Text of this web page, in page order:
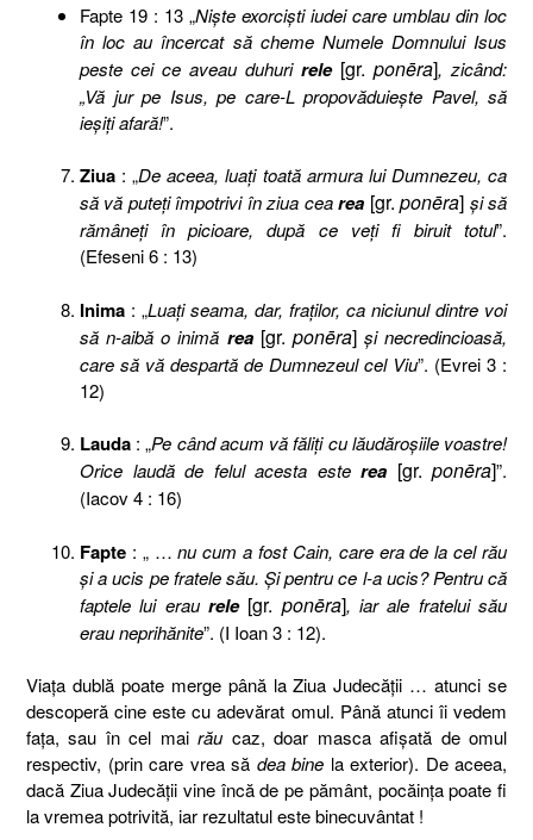
Fapte 19 : 13 „Nişte exorcişti iudei care umblau din loc
în loc au încercat să cheme Numele Domnului Isus
peste cei ce aveau duhuri rele [gr. ponēra], zicând:
„Vă jur pe Isus, pe care-L propovăduieşte Pavel, să
ieşiţi afară!”.
Ziua : „De aceea, luaţi toată armura lui Dumnezeu, ca
să vă puteţi împotrivi în ziua cearea [gr.ponēra] şi să
rămâneţi în picioare, după ce veţi fi biruit totul”.
(Efeseni 6 : 13)
Inima : „Luaţi seama, dar, fraţilor, ca niciunul dintre voi
să n-aibă o inimă rea [gr. ponēra] şi necredincioasă,
care să vă despartă de Dumnezeul cel Viu”. (Evrei 3 :
12)
Lauda : „Pe când acum vă făliţi cu lăudăroşiile voastre!
Orice laudă de felul acesta este rea [gr. ponēra]”.
(Iacov 4 : 16)
Fapte : „ …nu cum a fost Cain, care era de la cel rău
şi a ucis pe fratele său. Şi pentru ce l-a ucis? Pentru că
faptele lui erau rele [gr. ponēra], iar ale fratelui său
erau neprihănite”. (I Ioan 3 : 12).
Viaţa dublă poate merge până la Ziua Judecăţii … atunci se
descoperă cine este cu adevărat omul. Până atunci îi vedem
faţa, sau în cel mairău caz, doar masca afişată de omul
respectiv, (prin care vrea să dea bine la exterior). De aceea,
dacă Ziua Judecăţii vine încă de pe pământ, pocăinţa poate fi
la vremea potrivită, iar rezultatul este binecuvântat !